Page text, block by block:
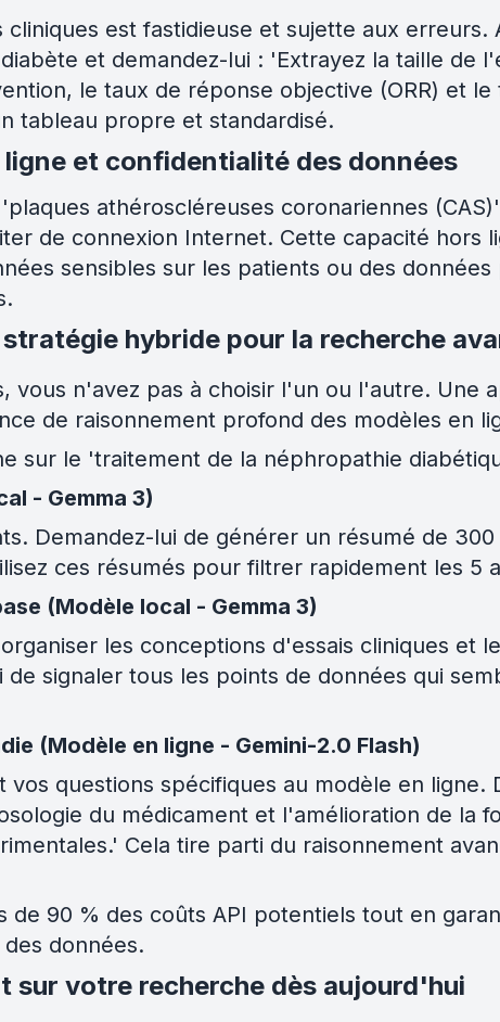
est fastidieuse et sujette aux
et demandez-lui : 'Extrayez la taille de
le taux de réponse objective (ORR) et
tableau propre et standardisé.
et confidentialité des données
athéroscléreuses coronariennes
de connexion Internet. Cette capacité hors
sensibles sur les patients ou des
hybride pour la recherche
vous n'avez pas à choisir l'un ou l'autre. Une
de raisonnement profond des modèles en
sur le 'traitement de la néphropathie
- Gemma 3)
Demandez-lui de générer un résumé de
ces résumés pour filtrer rapidement les 5
(Modèle local - Gemma 3)
les conceptions d'essais cliniques et
signaler tous les points de données qui
(Modèle en ligne - Gemini-2.0 Flash)
questions spécifiques au modèle en
du médicament et l'amélioration de la
Cela tire parti du raisonnement
90 % des coûts API potentiels tout en
données.
sur votre recherche dès aujourd'hui